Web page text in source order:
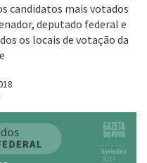
candidatos mais votados
deputado federal e
os locais de votação da